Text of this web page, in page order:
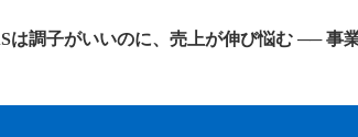
は調子がいいのに、売上が伸び悩む ── 事